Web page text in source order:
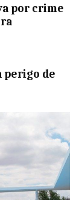
por crime
perigo de